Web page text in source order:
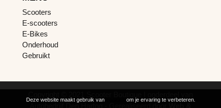
Scooters
E-scooters
E-Bikes
Onderhoud
Gebruikt
Deze website maakt gebruik van om je ervaring te verbeteren.